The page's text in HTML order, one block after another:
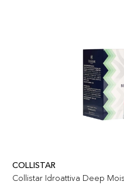
COLLISTAR
Collistar Idroattiva Deep